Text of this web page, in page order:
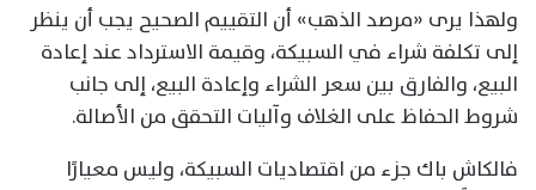
ولهذا يرى «مرصد الذهب» أن التقييم الصحيح يجب أن ينظر
إلى تكلفة شراء في السبيكة، وقيمة الاسترداد عند إعادة
البيع، والفارق بين سعر الشراء وإعادة البيع، إلى جانب
شروط الحفاظ على الغلاف وآليات التحقق من الأصالة.
فالكاش باك جزء من اقتصاديات السبيكة، وليس معيارًا